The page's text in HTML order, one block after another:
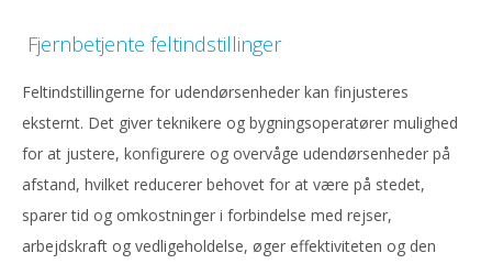
Fjernbetjente feltindstillinger
Feltindstillingerne for udendørsenheder kan finjusteres
eksternt. Det giver teknikere og bygningsoperatører mulighed
for at justere, konfigurere og overvåge udendørsenheder på
afstand, hvilket reducerer behovet for at være på stedet,
sparer tid og omkostninger i forbindelse med rejser,
arbejdskraft og vedligeholdelse, øger effektiviteten og den